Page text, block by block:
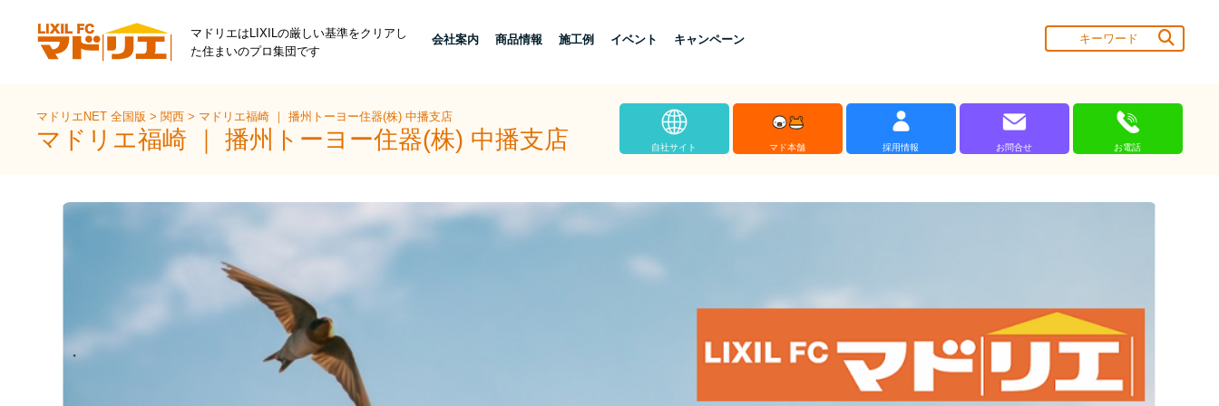
マドリエはLIXILの厳しい基準をクリアし
た住まいのプロ集団です
会社案内 商品情報 施工例 イベント キャンペーン
マドリエNET 全国版>関西> マドリエ福崎 ｜ 播州トーヨー住器(株) 中播支店
マドリエ福崎 ｜ 播州トーヨー住器(株) 中播支店 自社サイト マド本舗 採用情報 お問合せ お電話